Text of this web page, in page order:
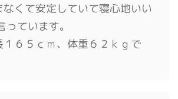
なくて安定していて寝心地いい
っています。
１６５ｃｍ、体重６２ｋｇで